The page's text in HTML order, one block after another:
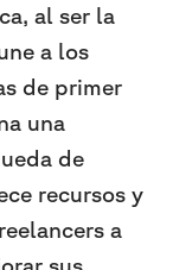
al ser la
a los
de primer
una
de
recursos y
a